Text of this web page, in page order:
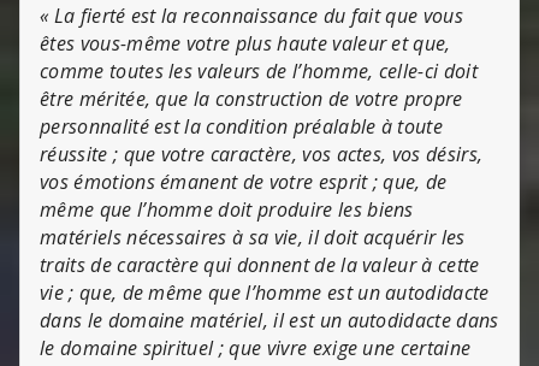
« La fierté est la reconnaissance du fait que vous
êtes vous-même votre plus haute valeur et que,
comme toutes les valeurs de l’homme, celle-ci doit
être méritée, que la construction de votre propre
personnalité est la condition préalable à toute
réussite ; que votre caractère, vos actes, vos désirs,
vos émotions émanent de votre esprit ; que, de
même que l’homme doit produire les biens
matériels nécessaires à sa vie, il doit acquérir les
traits de caractère qui donnent de la valeur à cette
vie ; que, de même que l’homme est un autodidacte
dans le domaine matériel, il est un autodidacte dans
le domaine spirituel ; que vivre exige une certaine